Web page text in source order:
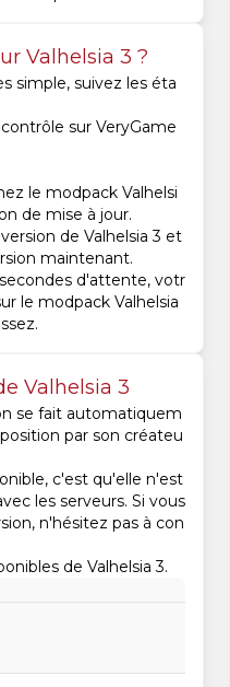
Valhelsia 3 ?
simple, suivez les éta
sur VeryGame
le modpack Valhelsi
de mise à jour.
de Valhelsia 3 et
maintenant.
d'attente, votr
le modpack Valhelsia
Valhelsia 3
se fait automatiquem
par son créateu
c'est qu'elle n'est
les serveurs. Si vous
n'hésitez pas à con
de Valhelsia 3.